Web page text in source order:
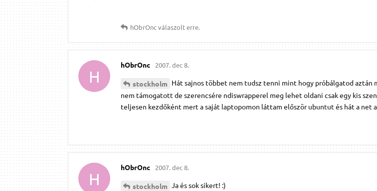
hObrOncválaszolt erre.
H
hObrOnc 2007. dec 8.
stockholm Hát sajnos többet nem tudsz tenni mint hogy próbálgatod aztán
nem támogatott de szerencsére ndiswrapperel meg lehet oldani csak egy kis
teljesen kezdőként mert a saját laptopomon láttam először ubuntut és hát a net
H
hObrOnc 2007. dec 8.
stockholm Ja és sok sikert! :)